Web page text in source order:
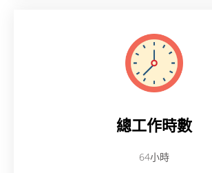
總工作時數
64小時